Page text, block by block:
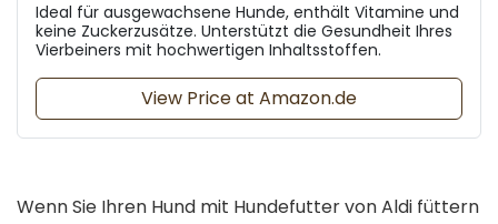
Ideal für ausgewachsene Hunde, enthält Vitamine und
keine Zuckerzusätze. Unterstützt die Gesundheit Ihres
Vierbeiners mit hochwertigen Inhaltsstoffen.
View Price at Amazon.de
Wenn Sie Ihren Hund mit Hundefutter von Aldi füttern